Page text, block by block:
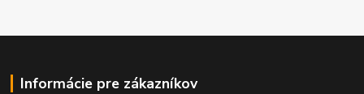
Informácie pre zákazníkov